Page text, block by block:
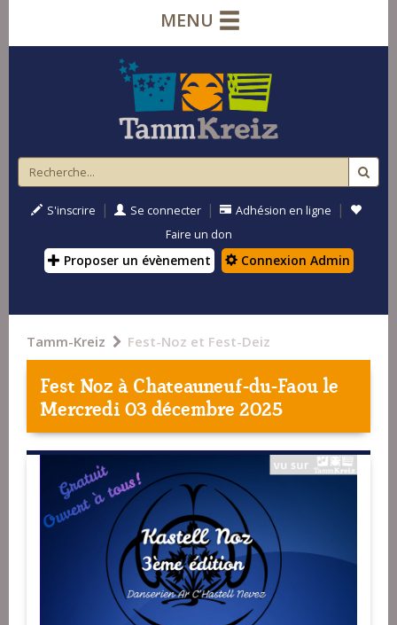
MENU
S'inscrire | Se connecter | Adhésion en ligne |
Faire un don
Proposer un évènement Connexion Admin
Tamm-Kreiz Fest-Noz et Fest-Deiz
Fest Noz àChateauneuf-du-Faoule
Mercredi 03 décembre 2025